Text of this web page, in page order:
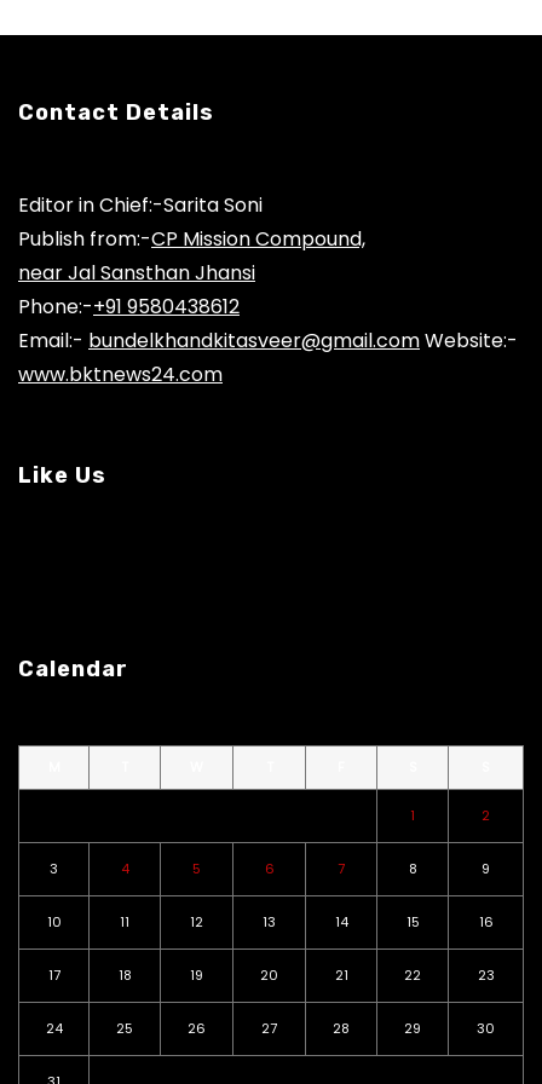
Contact Details
Editor in Chief:-Sarita Soni
Publish from:-CP Mission Compound,
near Jal Sansthan Jhansi
Phone:-+91 9580438612
Email:- bundelkhandkitasveer@gmail.comWebsite:-
www.bktnews24.com
Like Us
Calendar
1 2
3 4 5 6 7 8 9
10 11 12 13 14 15 16
17 18 19 20 21 22 23
24 25 26 27 28 29 30